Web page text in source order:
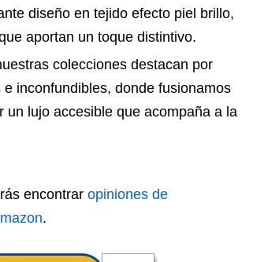
diseño en tejido efecto piel brillo,
aportan un toque distintivo.
colecciones destacan por
inconfundibles, donde fusionamos
un lujo accesible que acompaña a la
encontrar opiniones de
.